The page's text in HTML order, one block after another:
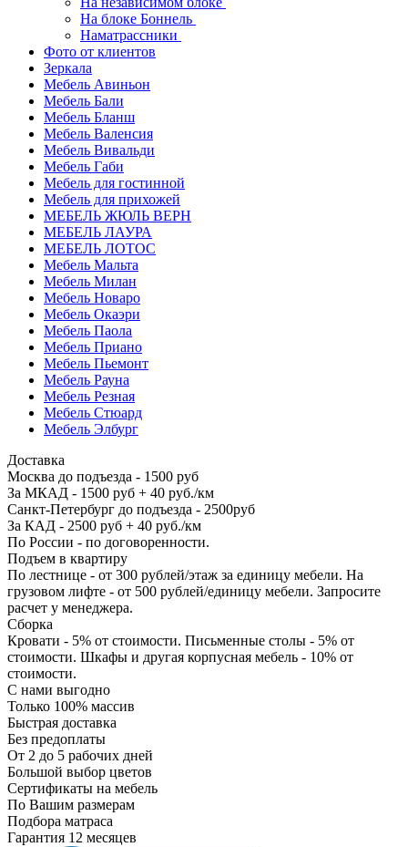
На блоке Боннель
Наматрассники
Фото от клиентов
Зеркала
Мебель Авиньон
Мебель Бали
Мебель Бланш
Мебель Валенсия
Мебель Вивальди
Мебель Габи
Мебель для гостинной
Мебель для прихожей
МЕБЕЛЬ ЖЮЛЬ ВЕРН
МЕБЕЛЬ ЛАУРА
МЕБЕЛЬ ЛОТОС
Мебель Мальта
Мебель Милан
Мебель Новаро
Мебель Окаэри
Мебель Паола
Мебель Приано
Мебель Пьемонт
Мебель Рауна
Мебель Резная
Мебель Стюард
Мебель Элбург
Доставка
Москва до подъезда - 1500 руб
За МКАД - 1500 руб + 40 руб./км
Санкт-Петербург до подъезда - 2500руб
За КАД - 2500 руб + 40 руб./км
По России - по договоренности.
Подъем в квартиру
По лестнице - от 300 рублей/этаж за единицу мебели. На
грузовом лифте - от 500 рублей/единицу мебели. Запросите
расчет у менеджера.
Сборка
Кровати - 5% от стоимости. Письменные столы - 5% от
стоимости. Шкафы и другая корпусная мебель - 10% от
стоимости.
С нами выгодно
Только 100% массив
Быстрая доставка
Без предоплаты
От 2 до 5 рабочих дней
Большой выбор цветов
Сертификаты на мебель
По Вашим размерам
Подбора матраса
Гарантия 12 месяцев